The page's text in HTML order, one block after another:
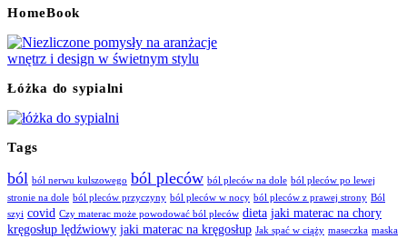
HomeBook
Łóżka do sypialni
Tags
ból ból nerwu kulszowego ból pleców ból pleców na dole ból pleców po lewej
stronie na dole ból pleców przyczyny ból pleców w nocy ból pleców z prawej strony Ból
szyi covid Czy materac może powodować ból pleców dieta jaki materac na chory
kręgosłup lędźwiowy jaki materac na kręgosłup Jak spać w ciąży maseczka maska